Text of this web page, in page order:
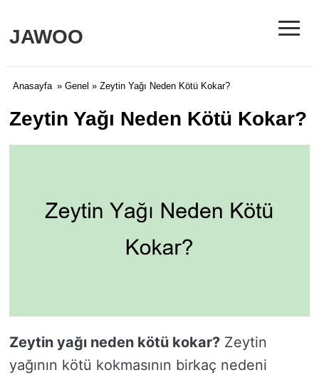
JAWOO ≡
Anasayfa » Genel » Zeytin Yağı Neden Kötü Kokar?
Zeytin Yağı Neden Kötü Kokar?
Zeytin yağı neden kötü kokar? Zeytin
yağının kötü kokmasının birkaç nedeni